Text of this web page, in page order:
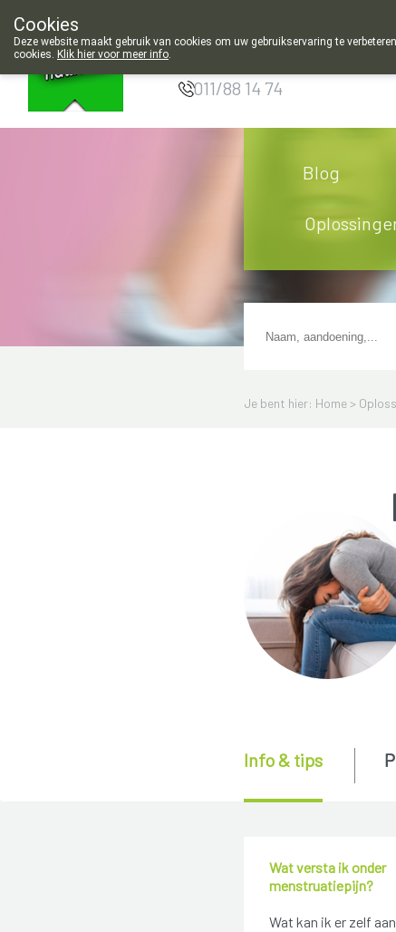
gesloten en 's morgens geopend vanaf 9u00!
Apotheek
Hendrickx Landen
011/88 14 74
Blog
Je bent hier: Home >
Wat versta ik onder
menstruatiepijn?
Wat kan ik er zelf
Info & tips
Cookies
Deze website maakt gebruik van cookies om uw gebruikservaring te
cookies. Klik hier voor meer info.